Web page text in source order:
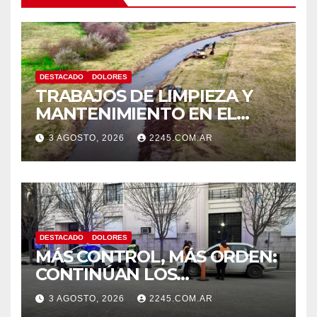
DESTACADO DOLORES
TRABAJOS DE LIMPIEZA Y
MANTENIMIENTO EN EL
CANAL LA PICASA
3 AGOSTO, 2026 2245.COM.AR
DESTACADO DOLORES
MÁS CONTROL, MÁS ORDEN:
CONTINÚAN LOS
OPERATIVOS PREVENTIVOS
DE TRÁNSITO EN DOLORES
3 AGOSTO, 2026 2245.COM.AR